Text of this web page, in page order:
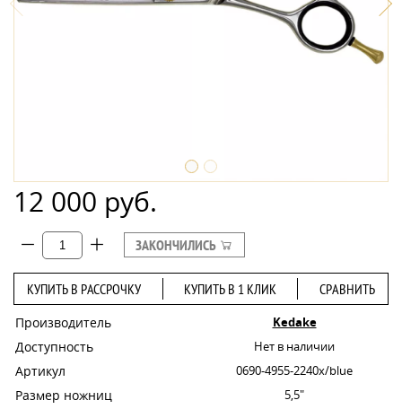
12 000 руб.
ЗАКОНЧИЛИСЬ
КУПИТЬ В РАССРОЧКУ КУПИТЬ В 1 КЛИК СРАВНИТЬ
Производитель Kedake
Доступность Нет в наличии
Артикул 0690-4955-2240x/blue
Размер ножниц 5,5"